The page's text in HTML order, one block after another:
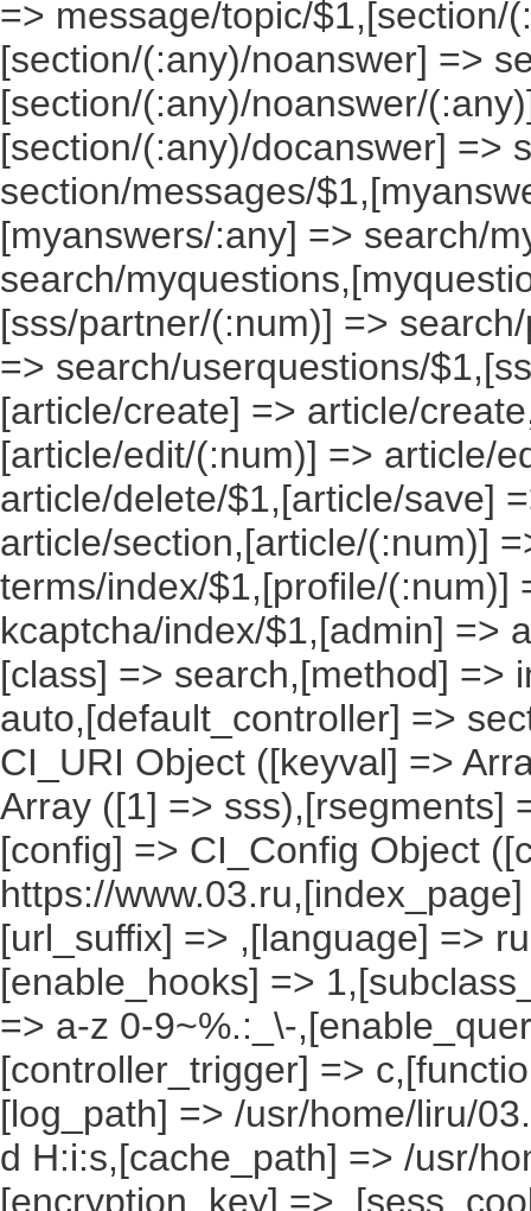
=> message/topic/$1,[section/
[section/(:any)/noanswer] =>
[section/(:any)/noanswer/
[section/(:any)/docanswer] =>
section/messages/
[myanswers/:any] => search/
search/
[sss/partner/(:num)] =>
=> search/userquestions/
[article/create] => article/
[article/edit/(:num)] => article/
article/delete/$1,[article/save]
article/section,[article/(:num)]
terms/index/$1,[profile/(:num)]
kcaptcha/index/$1,[admin] =>
[class] => search,[method] =>
auto,[default_controller] =>
CI_URI Object ([keyval] =>
Array ([1] => sss),[rsegments]
[config] => CI_Config Object
https://
[url_suffix] => ,[language] =>
[enable_hooks] =>
=> a-z 0-9~%.:_\-
[controller_trigger] =>
[log_path] => /usr/home/liru/
d H:i:s,[cache_path] => /usr/
[encryption_key] =>